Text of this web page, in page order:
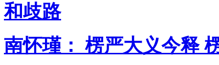
和歧路
南怀瑾： 楞严大义今释